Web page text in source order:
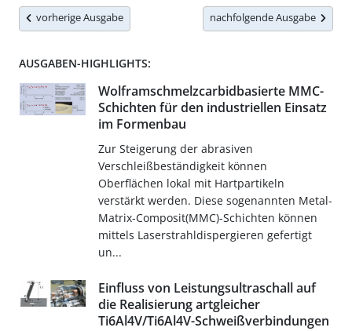
vorherige Ausgabe nachfolgende Ausgabe
AUSGABEN-HIGHLIGHTS:
Wolframschmelzcarbidbasierte MMC-
Schichten für den industriellen Einsatz
im Formenbau
Zur Steigerung der abrasiven
Verschleißbeständigkeit können
Oberflächen lokal mit Hartpartikeln
verstärkt werden. Diese sogenannten Metal-
Matrix-Composit(MMC)-Schichten können
mittels Laserstrahldispergieren gefertigt
un...
Einfluss von Leistungsultraschall auf
die Realisierung artgleicher
Ti6Al4V/Ti6Al4V-Schweißverbindungen